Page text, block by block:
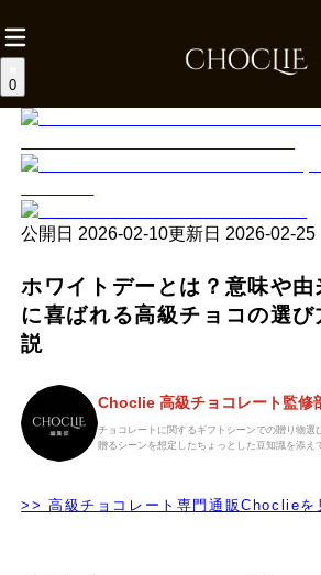
0
公開日 2026-02-10更新日 2026-02-25
ホワイトデーとは？意味や由
に喜ばれる高級チョコの選
説
Choclie 高級チョコレート監修
チョコレートに関するギフトシーンでの贈り物選
贈るシーンを想定したちょっとした豆知識を添え
>> 高級チョコレート専門通販Choclieを